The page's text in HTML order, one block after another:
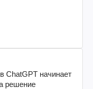
ChatGPT начинает
решение